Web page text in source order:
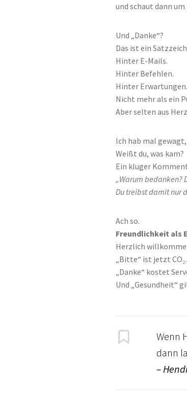
und schaut dann um
Und „Danke“?
Das ist ein
Hinter E-Mails.
Hinter Befehlen.
Hinter Erwartungen.
Nicht mehr als ein
Aber selten aus
Ich hab mal gewagt,
Weißt du, was kam?
Ein kluger
„Warum bedanken?
Du treibst damit nur
Ach so.
Freundlichkeit als
Herzlich
„Bitte“ ist jetzt CO₂.
„Danke“ kostet
Und „Gesundheit“
Wenn
dann
–